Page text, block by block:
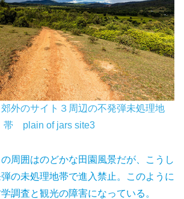
外のサイト３周辺の不発弾未処理地
帯 plain of jars site3
の周囲はのどかな田園風景だが、こうし
の未処理地帯で進入禁止。このように
調査と観光の障害になっている。